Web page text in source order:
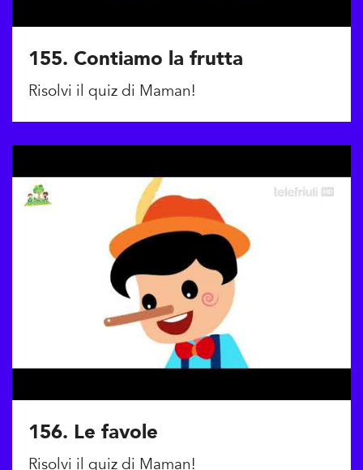
155. Contiamo la frutta
Risolvi il quiz di Maman!
156. Le favole
Risolvi il quiz di Maman!